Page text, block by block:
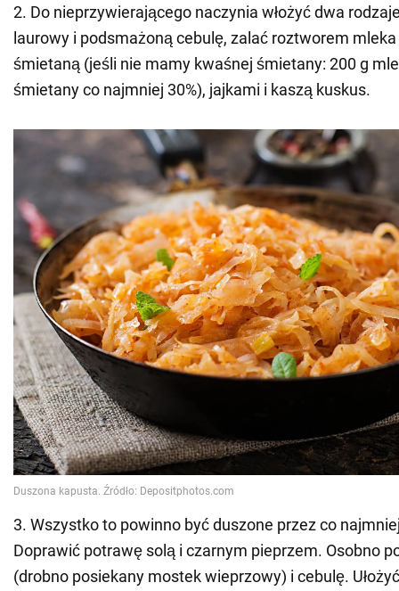
2. Do nieprzywierającego naczynia włożyć dwa
laurowy i podsmażoną cebulę, zalać roztworem
śmietaną (jeśli nie mamy kwaśnej śmietany: 200 g
śmietany co najmniej 30%), jajkami i kaszą kuskus.
3. Wszystko to powinno być duszone przez co
Doprawić potrawę solą i czarnym pieprzem. Osobno
(drobno posiekany mostek wieprzowy) i cebulę.